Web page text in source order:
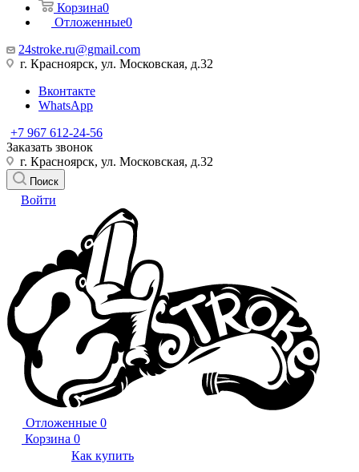
Корзина0
Отложенные0
24stroke.ru@gmail.com
г. Красноярск, ул. Московская, д.32
Вконтакте
WhatsApp
+7 967 612-24-56
Заказать звонок
г. Красноярск, ул. Московская, д.32
Поиск
Войти
Отложенные 0
Корзина 0
Как купить